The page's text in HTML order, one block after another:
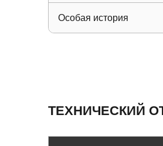
Особая история
ТЕХНИЧЕСКИЙ